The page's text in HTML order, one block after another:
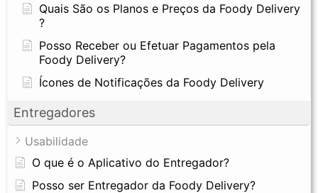
Quais São os Planos e Preços da Foody Delivery
?
Posso Receber ou Efetuar Pagamentos pela
Foody Delivery?
Ícones de Notificações da Foody Delivery
Entregadores
Usabilidade
O que é o Aplicativo do Entregador?
Posso ser Entregador da Foody Delivery?